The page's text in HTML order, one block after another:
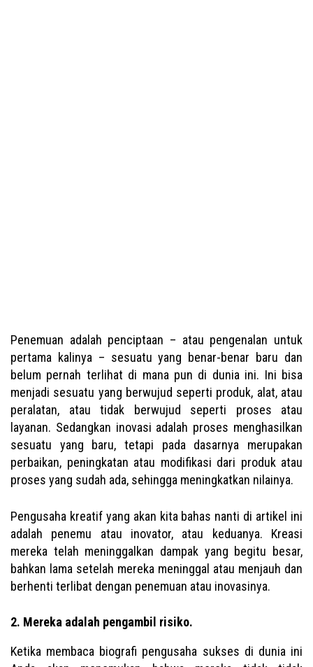
Penemuan adalah penciptaan – atau pengenalan untuk
pertama kalinya – sesuatu yang benar-benar baru dan
belum pernah terlihat di mana pun di dunia ini. Ini bisa
menjadi sesuatu yang berwujud seperti produk, alat, atau
peralatan, atau tidak berwujud seperti proses atau
layanan. Sedangkan inovasi adalah proses menghasilkan
sesuatu yang baru, tetapi pada dasarnya merupakan
perbaikan, peningkatan atau modifikasi dari produk atau
proses yang sudah ada, sehingga meningkatkan nilainya.
Pengusaha kreatif yang akan kita bahas nanti di artikel ini
adalah penemu atau inovator, atau keduanya. Kreasi
mereka telah meninggalkan dampak yang begitu besar,
bahkan lama setelah mereka meninggal atau menjauh dan
berhenti terlibat dengan penemuan atau inovasinya.
2. Mereka adalah pengambil risiko.
Ketika membaca biografi pengusaha sukses di dunia ini